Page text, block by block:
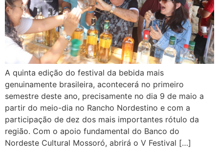
A quinta edição do festival da bebida mais
genuinamente brasileira, acontecerá no primeiro
semestre deste ano, precisamente no dia 9 de maio a
partir do meio-dia no Rancho Nordestino e com a
participação de dez dos mais importantes rótulo da
região. Com o apoio fundamental do Banco do
Nordeste Cultural Mossoró, abrirá o V Festival […]